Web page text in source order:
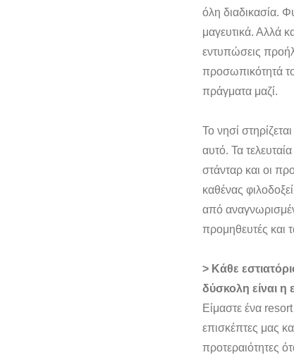
όλη διαδικασία.
μαγευτικά. Αλλά
εντυπώσεις
προσωπικότητά
πράγματα μαζί.
Το νησί
αυτό. Τα
στάνταρ και οι
καθένας
από
προμηθευτές και
> Κάθε
δύσκολη είναι η
Είμαστε ένα
επισκέπτες μας
προτεραιότητες